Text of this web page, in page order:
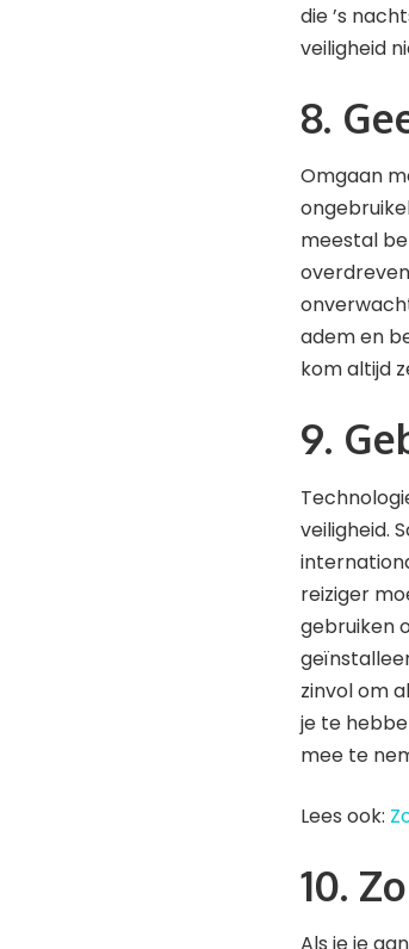
die ’s
veiligheid
8.
Omgaan
meestal
adem en
kom altijd
9.
veiligheid.
reiziger
gebruiken
zinvol om
je te
mee te
Lees ook:
10.